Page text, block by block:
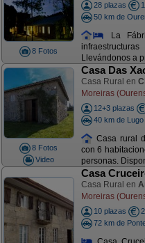
8 Fotos
28 plazas
50 km de
La
Llevándonos a
8 Fotos
Video
Casa Das
Casa Rural en
Moreiras
12+3 plazas
40 km de Lugo
Casa rural
con 6
personas.
Casa
Casa Rural en
Moreiras
10 plazas
72 km de